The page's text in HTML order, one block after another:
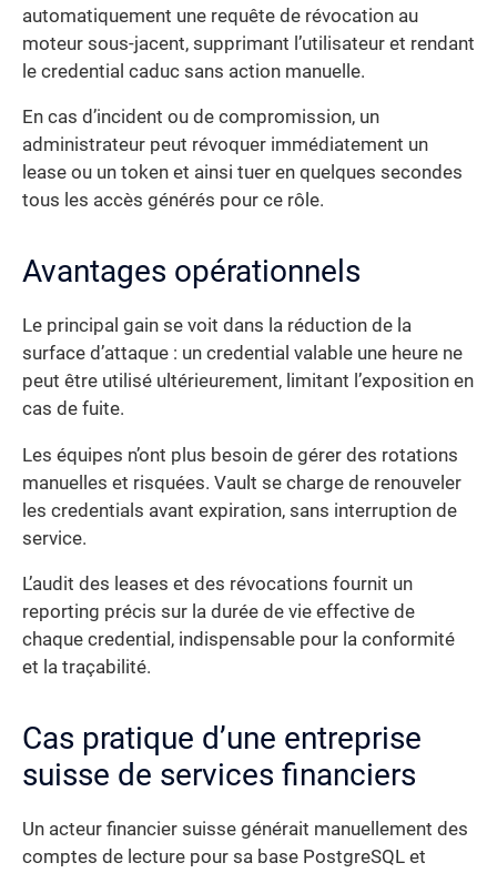
automatiquement une requête de révocation au
moteur sous-jacent, supprimant l’utilisateur et rendant
le credential caduc sans action manuelle.
En cas d’incident ou de compromission, un
administrateur peut révoquer immédiatement un
lease ou un token et ainsi tuer en quelques secondes
tous les accès générés pour ce rôle.
Avantages opérationnels
Le principal gain se voit dans la réduction de la
surface d’attaque : un credential valable une heure ne
peut être utilisé ultérieurement, limitant l’exposition en
cas de fuite.
Les équipes n’ont plus besoin de gérer des rotations
manuelles et risquées. Vault se charge de renouveler
les credentials avant expiration, sans interruption de
service.
L’audit des leases et des révocations fournit un
reporting précis sur la durée de vie effective de
chaque credential, indispensable pour la conformité
et la traçabilité.
Cas pratique d’une entreprise
suisse de services financiers
Un acteur financier suisse générait manuellement des
comptes de lecture pour sa base PostgreSQL et